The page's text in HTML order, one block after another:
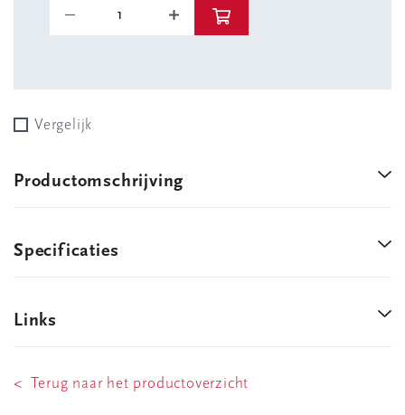
Vergelijk
Productomschrijving
Specificaties
Links
< Terug naar het productoverzicht